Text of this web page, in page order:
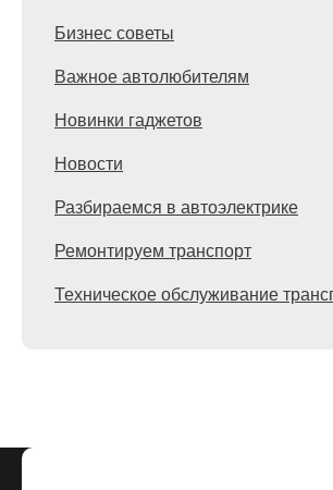
Бизнес советы
Важное автолюбителям
Новинки гаджетов
Новости
Разбираемся в автоэлектрике
Ремонтируем транспорт
Техническое обслуживание